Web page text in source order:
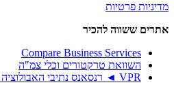
פרטיות
ששווה להכיר
Compare Business Services
השוואת טרקטורים וכלי צמ"ה
VPR ◄ רנסאנס נתיבי האבולוציה בתעשיית הרכב